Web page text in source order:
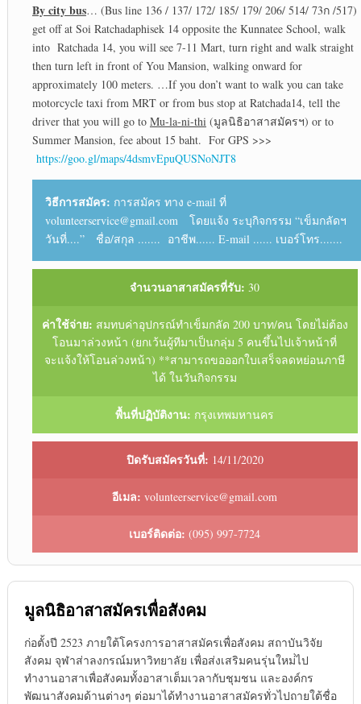
By city bus… (Bus line 136 / 137/ 172/ 185/ 179/ 206/ 514/ 73ก /517)
get off at Soi Ratchadaphisek 14 opposite the Kunnatee School, walk
into Ratchada 14, you will see 7-11 Mart, turn right and walk straight
then turn left in front of You Mansion, walking onward for
approximately 100 meters. …If you don’t want to walk you can take
motorcycle taxi from MRT or from bus stop at Ratchada14, tell the
driver that you will go to Mu-la-ni-thi (มูลนิธิอาสาสมัครฯ) or to
Summer Mansion, fee about 15 baht. For GPS >>>
https://goo.gl/maps/4dsmvEpuQUSNoNJT8
วิธีการสมัคร: การสมัคร ทาง e-mail ที่
volunteerservice@gmail.com โดยแจ้ง ระบุกิจกรรม “เข็มกลัดฯ
วันที่....” ชื่อ/สกุล ....... อาชีพ...... E-mail ...... เบอร์โทร.......
จำนวนอาสาสมัครที่รับ: 30
ค่าใช้จ่าย: สมทบค่าอุปกรณ์ทำเข็มกลัด 200 บาท/คน โดยไม่ต้อง
โอนมาล่วงหน้า (ยกเว้นผู้ทีมาเป็นกลุ่ม 5 คนขึ้นไปเจ้าหน้าที่
จะแจ้งให้โอนล่วงหน้า) **สามารถขอออกใบเสร็จลดหย่อนภาษี
ได้ ในวันกิจกรรม
พื้นที่ปฏิบัติงาน: กรุงเทพมหานคร
ปิดรับสมัครวันที่: 14/11/2020
อีเมล: volunteerservice@gmail.com
เบอร์ติดต่อ: (095) 997-7724
มูลนิธิอาสาสมัครเพื่อสังคม
ก่อตั้งปี 2523 ภายใต้โครงการอาสาสมัครเพื่อสังคม สถาบันวิจัย
สังคม จุฬาส่าลงกรณ์มหาวิทยาลัย เพื่อส่งเสริมคนรุ่นใหม่่ไป
ทำงานอาสาเพื่อสังคมทั้งอาสาเต็มเวลากับชุมชน และองค์กร
พัฒนาสังคมด้านต่างๆ ต่อมาได้ทำงานอาสาสมัครทั่วไปถายใต้ชื่อ